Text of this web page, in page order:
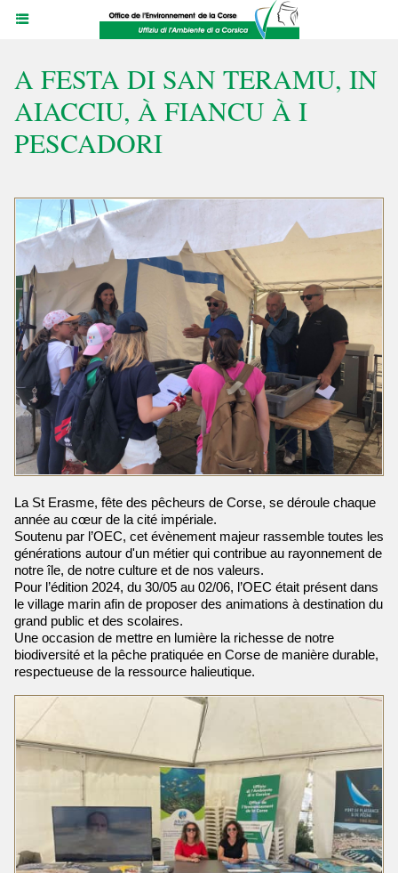
A FESTA DI SAN TERAMU, IN
AIACCIU, À FIANCU À I
PESCADORI
La St Erasme, fête des pêcheurs de Corse, se déroule chaque
année au cœur de la cité impériale.
Soutenu par l’OEC, cet évènement majeur rassemble toutes les
générations autour d'un métier qui contribue au rayonnement de
notre île, de notre culture et de nos valeurs.
Pour l’édition 2024, du 30/05 au 02/06, l’OEC était présent dans
le village marin afin de proposer des animations à destination du
grand public et des scolaires.
Une occasion de mettre en lumière la richesse de notre
biodiversité et la pêche pratiquée en Corse de manière durable,
respectueuse de la ressource halieutique.